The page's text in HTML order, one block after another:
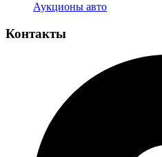
Аукционы авто
Контакты